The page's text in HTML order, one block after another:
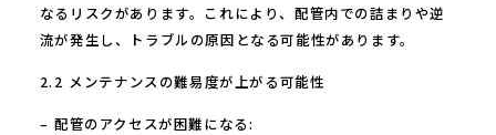
なるリスクがあります。これにより、配管内での詰まりや逆
流が発生し、トラブルの原因となる可能性があります。
2.2 メンテナンスの難易度が上がる可能性
– 配管のアクセスが困難になる: